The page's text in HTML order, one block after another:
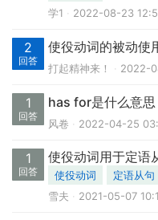
学1
2022-08-23
2
回答
使役动词的被动使
打起精神来！
2022-
1
回答
has for是什么意思
风卷
2022-04-25
1
回答
使役动词用于定语
使役动词 定语从句
雪夫
2021-05-07